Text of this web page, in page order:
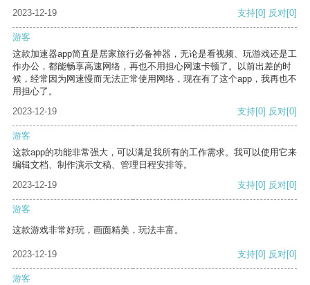
2023-12-19
支持[0] 反对[0]
游客
这款加速器app简直是居家旅行必备神器，无论是看视频、玩游戏还是工
作办公，都能畅享高速网络，再也不用担心网速卡顿了。以前出差的时
候，经常因为网速慢而无法正常使用网络，现在有了这个app，我再也不
用担心了。
2023-12-19
支持[0] 反对[0]
游客
这款app的功能非常强大，可以满足我所有的工作需求。我可以使用它来
编辑文档、制作演示文稿、管理日程安排等。
2023-12-19
支持[0] 反对[0]
游客
这款游戏非常好玩，画面精美，玩法丰富。
2023-12-19 支持[0] 反对[0]
游客